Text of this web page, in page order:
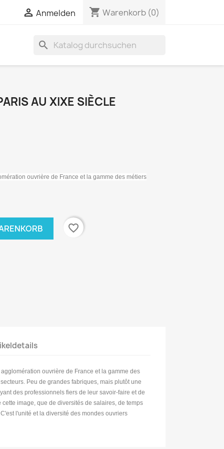
 Anmelden shopping_cart Warenkorb (0)
search
AU XIXE SIÈCLE
ouvrière de France et la gamme des métiers
favorite_border
ouvrière de France et la gamme des
Peu de grandes fabriques, mais plutôt une
des professionnels fiers de leur savoir-faire et de
image, que de diversités de salaires, de temps
l'unité et la diversité des mondes ouvriers